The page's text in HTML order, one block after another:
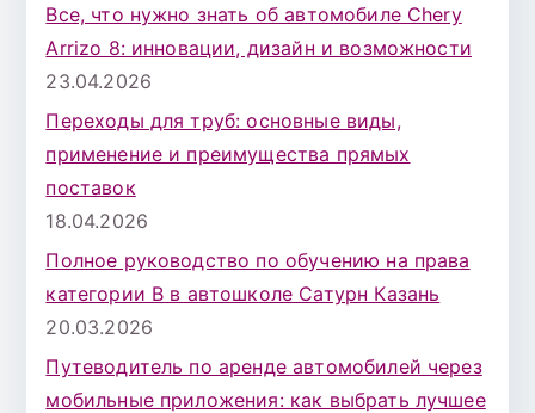
Все, что нужно знать об автомобиле Chery
Arrizo 8: инновации, дизайн и возможности
23.04.2026
Переходы для труб: основные виды,
применение и преимущества прямых
поставок
18.04.2026
Полное руководство по обучению на права
категории B в автошколе Сатурн Казань
20.03.2026
Путеводитель по аренде автомобилей через
мобильные приложения: как выбрать лучшее